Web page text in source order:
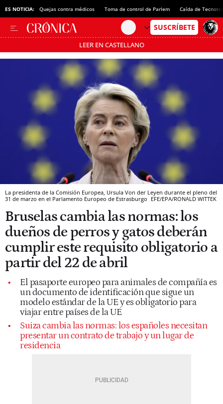
ES NOTICIA: Quejas contra médicos Toma de control de Parlem Caída de
LEER EN CASTELLANO
Pásate al MODO AHORRO
La presidenta de la Comisión Europea, Ursula Von der Leyen durante el pleno del
31 de marzo en el Parlamento Europeo de Estrasburgo EFE/EPA/RONALD WITTEK
Bruselas cambia las normas: los
dueños de perros y gatos deberán
cumplir este requisito obligatorio a
partir del 22 de abril
El pasaporte europeo para animales de compañía es
un documento de identificación que sigue un
modelo estándar de la UE y es obligatorio para
viajar entre países de la UE
Suiza cambia las normas: los españoles necesitan
presentar un contrato de trabajo y un lugar de
residencia